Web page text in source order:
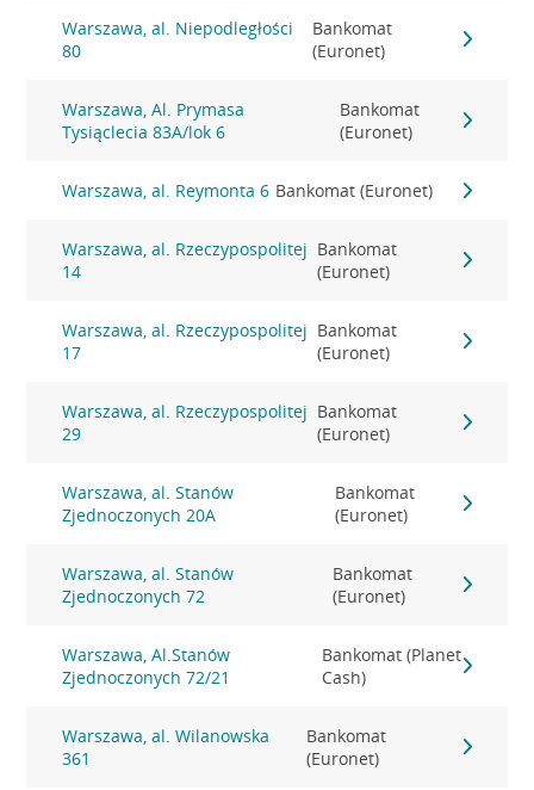
Warszawa, al. Niepodległości
80
Bankomat
(Euronet)
Warszawa, Al. Prymasa
Tysiąclecia 83A/lok 6
Bankomat
(Euronet)
Warszawa, al. Reymonta 6 Bankomat (Euronet)
Warszawa, al. Rzeczypospolitej
14
Bankomat
(Euronet)
Warszawa, al. Rzeczypospolitej
17
Bankomat
(Euronet)
Warszawa, al. Rzeczypospolitej
29
Bankomat
(Euronet)
Warszawa, al. Stanów
Zjednoczonych 20A
Bankomat
(Euronet)
Warszawa, al. Stanów
Zjednoczonych 72
Bankomat
(Euronet)
Warszawa, Al.Stanów
Zjednoczonych 72/21
Bankomat (Planet
Cash)
Warszawa, al. Wilanowska
361
Bankomat
(Euronet)